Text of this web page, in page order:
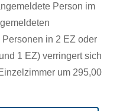
Person im
in 2 EZ oder
1 EZ) verringert sich
um 295,00